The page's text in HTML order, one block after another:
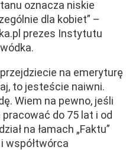
oznacza niskie
dla kobiet” –
prezes Instytutu
na emeryturę
to jesteście naiwni.
Wiem na pewno, jeśli
do 75 lat i od
na łamach „Faktu”
współtwórca